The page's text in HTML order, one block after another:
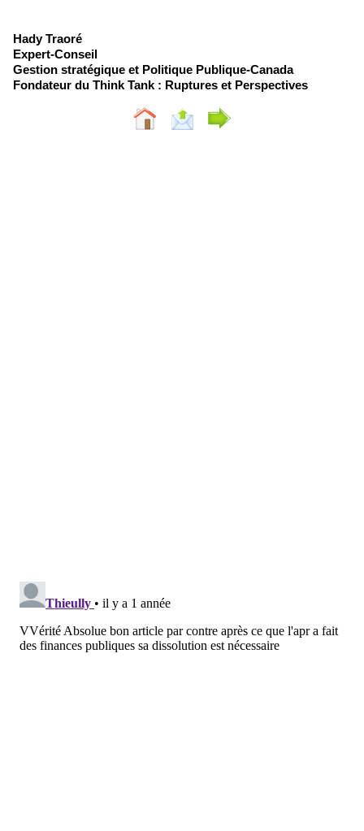
Hady Traoré
Expert-Conseil
Gestion stratégique et Politique Publique-Canada
Fondateur du Think Tank : Ruptures et Perspectives